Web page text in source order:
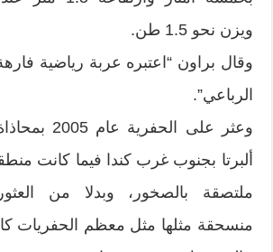
ويزن نحو 1.5 طن.
وقال براون “اعتبره عربة رياضية
الرباعي”.
وعثر على
ألبرتا بجنوب غرب كندا فيما كانت
ملتصقة بالصخور، وبدلا من
منسحقة مثلها مثل معظم الحفريات